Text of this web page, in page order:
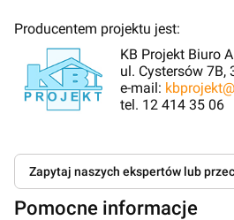
Producentem projektu jest:
KB Projekt Biuro
ul. Cystersów 7B,
e-mail:
tel. 12 414 35 06
Zapytaj naszych ekspertów lub
Pomocne informacje